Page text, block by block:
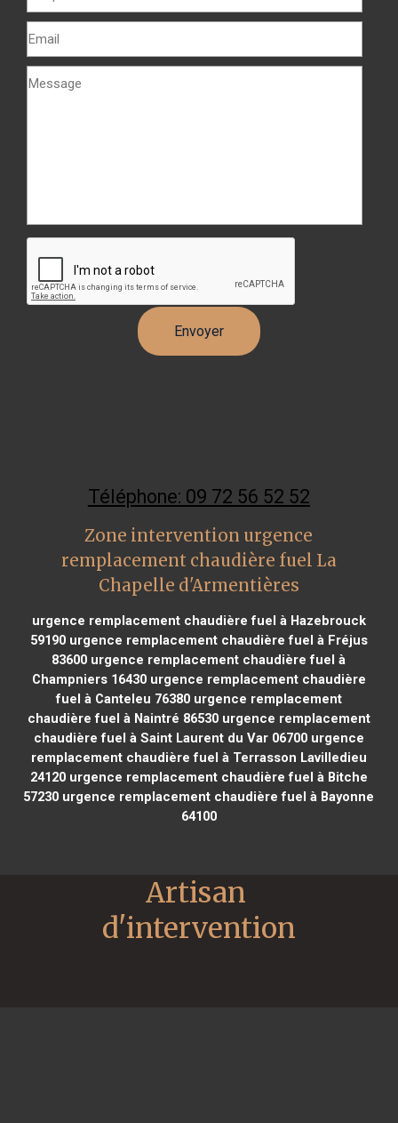
Téléphone: 09 72 56 52 52
Zone intervention urgence
remplacement chaudière fuel La
Chapelle d'Armentières
urgence remplacement chaudière fuel à Hazebrouck
59190urgence remplacement chaudière fuel à Fréjus
83600 urgence remplacement chaudière fuel à
Champniers 16430urgence remplacement chaudière
fuel à Canteleu 76380urgence remplacement
chaudière fuel à Naintré 86530urgence remplacement
chaudière fuel à Saint Laurent du Var 06700urgence
remplacement chaudière fuel à Terrasson Lavilledieu
24120urgence remplacement chaudière fuel à Bitche
57230 urgence remplacement chaudière fuel à Bayonne
64100
Artisan
d'intervention